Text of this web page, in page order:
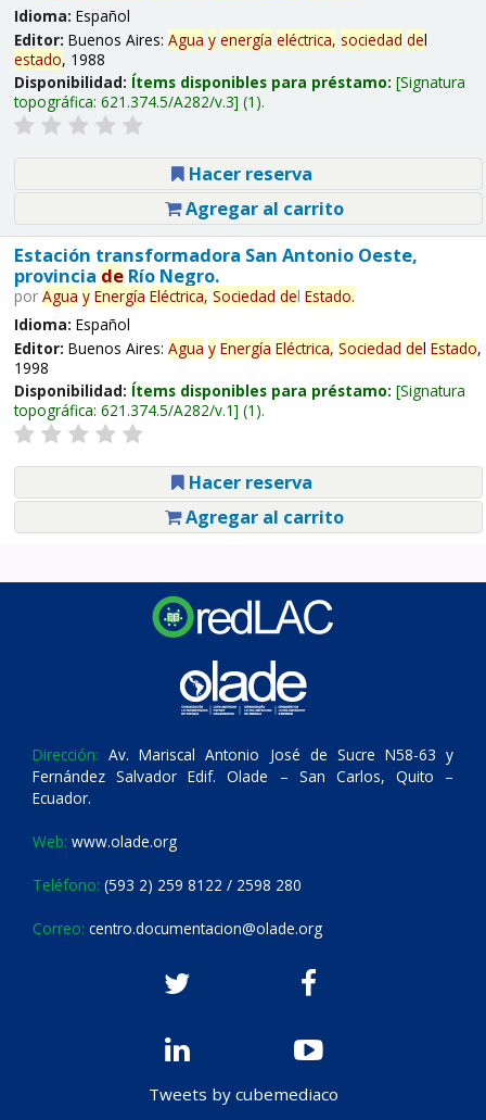
Idioma: Español
Editor: Buenos Aires: Agua y energía eléctrica, sociedad del
estado, 1988
Disponibilidad: Ítems disponibles para préstamo: Signatura
topográfica: 621.374.5/A282/v.3 (1).
Hacer reserva
Agregar al carrito
Estación transformadora San Antonio Oeste,
provincia deRío Negro.
por Agua y Energía Eléctrica, Sociedad del Estado.
Idioma: Español
Editor: Buenos Aires: Agua y Energía Eléctrica, Sociedad del Estado,
1998
Disponibilidad: Ítems disponibles para préstamo: Signatura
topográfica: 621.374.5/A282/v.1 (1).
Hacer reserva
Agregar al carrito
Dirección: Av. Mariscal Antonio José de Sucre N58-63 y
Fernández Salvador Edif. Olade – San Carlos, Quito –
Ecuador.
Web: www.olade.org
Teléfono: (593 2) 259 8122 / 2598 280
Correo: centro.documentacion@olade.org
Tweets by cubemediaco